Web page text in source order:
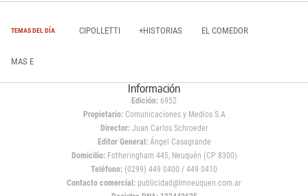
TEMAS DEL DÍA CIPOLLETTI +HISTORIAS EL COMEDOR
MAS E
Información
Edición: 6952
Propietario:Comunicaciones y Medios S.A
Director: Juan Carlos Schroeder
Editor General:Ángel Casagrande
Domicilio:Fotheringham 445, Neuquén (CP 8300)
Teléfono: (0299) 449 0400 / 449 0410
Contacto comercial: publicidad@lmneuquen.com.ar